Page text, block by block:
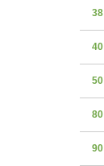
38
40
50
80
90